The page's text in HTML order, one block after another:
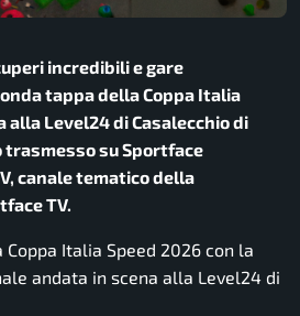
incredibili e gare
tappa della Coppa Italia
alla Level24 di Casalecchio di
trasmesso suSportface
canale tematico della
TV.
Coppa Italia Speed 2026 con la
andata in scena alla Level24 di